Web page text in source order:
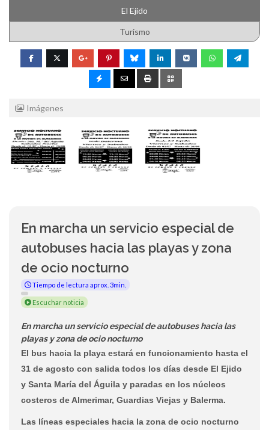
El Ejido
Turismo
Imágenes
En marcha un servicio especial de
autobuses hacia las playas y zona
de ocio nocturno
Tiempo de lectura aprox. 3min.
Escuchar noticia
En marcha un servicio especial de autobuses hacia las
playas y zona de ocio nocturno
El bus hacia la playa estará en funcionamiento hasta el
31 de agosto con salida todos los días desde El Ejido
y Santa María del Águila y paradas en los núcleos
costeros de Almerimar, Guardias Viejas y Balerma.
Las líneas especiales hacia la zona de ocio nocturno